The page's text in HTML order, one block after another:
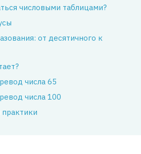
числовыми таблицами?
от десятичного к
числа 65
числа 100